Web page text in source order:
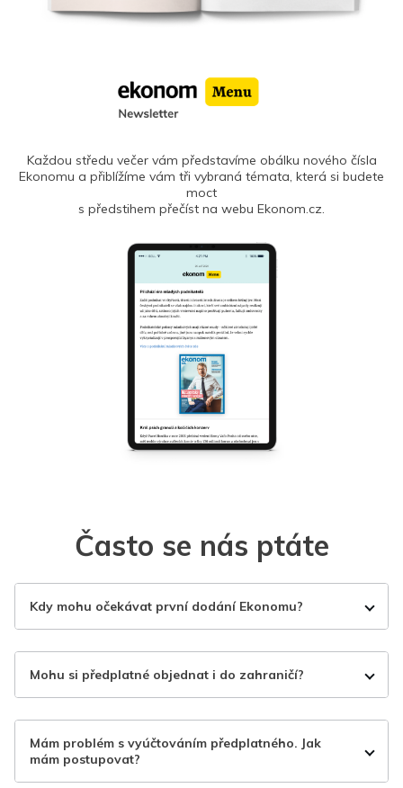
Každou středu večer vám představíme obálku nového čísla
Ekonomu a přiblížíme vám tři vybraná témata, která si budete
moct
s předstihem přečíst na webu Ekonom.cz.
Často se nás ptáte
Kdy mohu očekávat první dodání Ekonomu?
Mohu si předplatné objednat i do zahraničí?
Mám problém s vyúčtováním předplatného. Jak
mám postupovat?